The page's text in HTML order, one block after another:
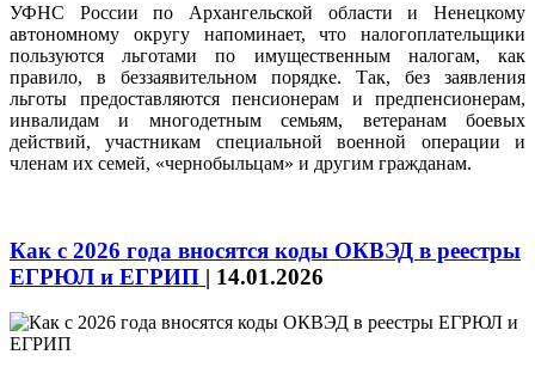
УФНС России по Архангельской области и Ненецкому
автономному округу напоминает, что налогоплательщики
пользуются льготами по имущественным налогам, как
правило, в беззаявительном порядке. Так, без заявления
льготы предоставляются пенсионерам и предпенсионерам,
инвалидам и многодетным семьям, ветеранам боевых
действий, участникам специальной военной операции и
членам их семей, «чернобыльцам» и другим гражданам.
Как с 2026 года вносятся коды ОКВЭД в реестры
ЕГРЮЛ и ЕГРИП | 14.01.2026